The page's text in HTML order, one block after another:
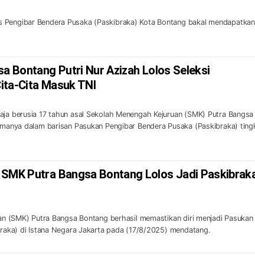
Pengibar Bendera Pusaka (Paskibraka) Kota Bontang bakal mendapatkan
Bontang Putri Nur Azizah Lolos Seleksi
Cita Masuk TNI
berusia 17 tahun asal Sekolah Menengah Kejuruan (SMK) Putra Bangsa
dalam barisan Pasukan Pengibar Bendera Pusaka (Paskibraka)
Putra Bangsa Bontang Lolos Jadi
(SMK) Putra Bangsa Bontang berhasil memastikan diri menjadi Pasukan
di Istana Negara Jakarta pada (17/8/2025) mendatang.